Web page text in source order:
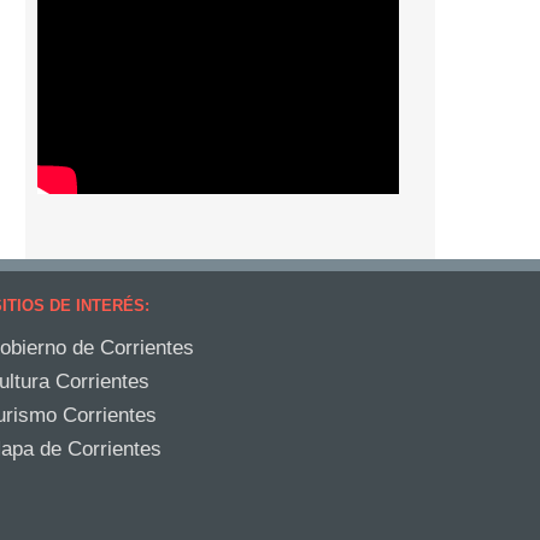
DE INTERÉS:
de Corrientes
Corrientes
Corrientes
de Corrientes